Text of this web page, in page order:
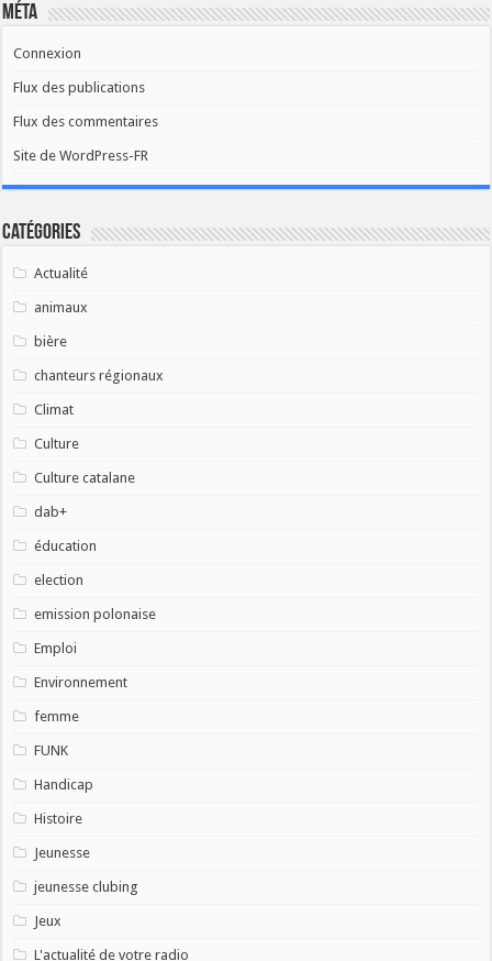
Méta
Connexion
Flux des publications
Flux des commentaires
Site de WordPress-FR
Catégories
Actualité
animaux
bière
chanteurs régionaux
Climat
Culture
Culture catalane
dab+
éducation
election
emission polonaise
Emploi
Environnement
femme
FUNK
Handicap
Histoire
Jeunesse
jeunesse clubing
Jeux
L'actualité de votre radio